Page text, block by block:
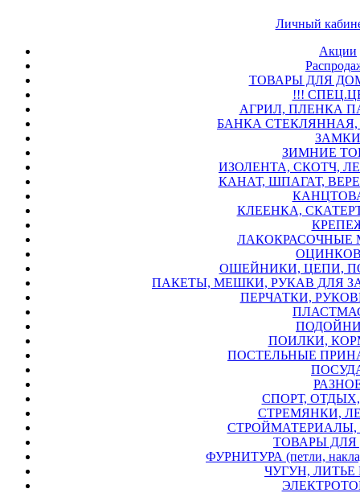
Личный
Акции
ТОВАРЫ ДЛЯ
!!!
АГРИЛ, ПЛЕНКА
БАНКА СТЕКЛЯННАЯ,
ЗАМКИ
ЗИМНИЕ
ИЗОЛЕНТА, СКОТЧ,
КАНАТ, ШПАГАТ,
КЛЕЕНКА,
КРЕПЕЖ
ЛАКОКРАСОЧНЫЕ
ОШЕЙНИКИ, ЦЕПИ,
ПАКЕТЫ, МЕШКИ, РУКАВ ДЛЯ
ПЕРЧАТКИ,
ПОИЛКИ,
ПОСТЕЛЬНЫЕ
ПОСУДА
РАЗНОЕ
СПОРТ, ОТДЫХ,
СТРЕМЯНКИ,
СТРОЙМАТЕРИАЛЫ,
ТОВАРЫ ДЛЯ
ФУРНИТУРА (петли,
ЧУГУН, ЛИТЬЕ